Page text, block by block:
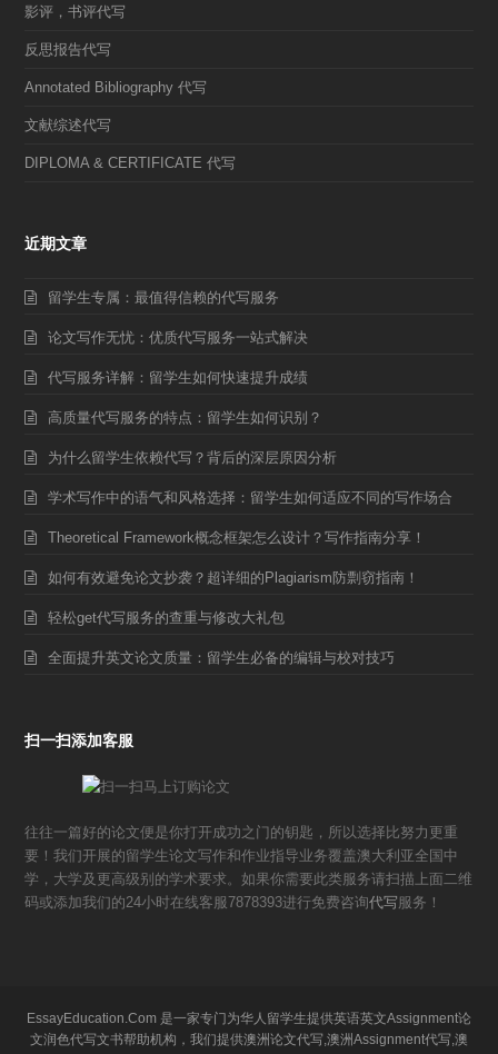
影评，书评代写
反思报告代写
Annotated Bibliography 代写
文献综述代写
DIPLOMA & CERTIFICATE 代写
近期文章
留学生专属：最值得信赖的代写服务
论文写作无忧：优质代写服务一站式解决
代写服务详解：留学生如何快速提升成绩
高质量代写服务的特点：留学生如何识别？
为什么留学生依赖代写？背后的深层原因分析
学术写作中的语气和风格选择：留学生如何适应不同的写作场合
Theoretical Framework概念框架怎么设计？写作指南分享！
如何有效避免论文抄袭？超详细的Plagiarism防剽窃指南！
轻松get代写服务的查重与修改大礼包
全面提升英文论文质量：留学生必备的编辑与校对技巧
扫一扫添加客服
往往一篇好的论文便是你打开成功之门的钥匙，所以选择比努力更重
要！我们开展的留学生论文写作和作业指导业务覆盖澳大利亚全国中
学，大学及更高级别的学术要求。如果你需要此类服务请扫描上面二维
码或添加我们的24小时在线客服7878393进行免费咨询代写 服务！
EssayEducation.Com 是一家专门为华人留学生提供英语英文Assignment论
文润色代写文书帮助机构，我们提供澳洲论文代写,澳洲Assignment代写,澳